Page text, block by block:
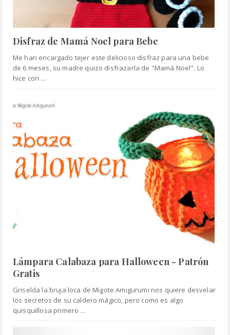
Disfraz de Mamá Noel para Bebe
Me han encargado tejer este delicioso disfraz para una bebe
de 6 meses, su madre quizo disfrazarla de "Mamá Noel". Lo
hice con ...
Lámpara Calabaza para Halloween - Patrón
Gratis
Griselda la bruja loca de Migote Amigurumi nos quiere desvelar
los secretos de su caldero mágico, pero como es algo
quisquillosa primero ...